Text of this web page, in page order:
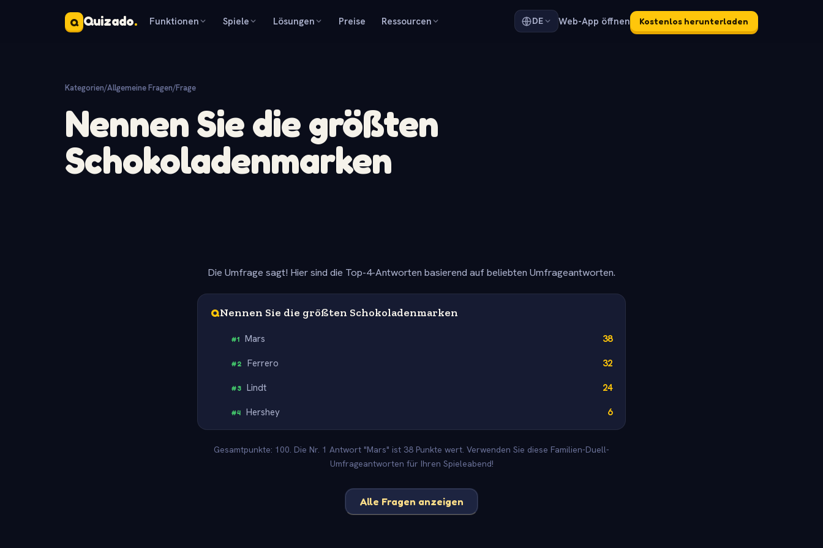
Q Quizado. Funktionen Spiele Lösungen Preise Ressourcen DE Web-App öffnen Kostenlos herunterladen
Kategorien/Allgemeine Fragen/Frage
Nennen Sie die größten
Schokoladenmarken
Die Umfrage sagt! Hier sind die Top-4-Antworten basierend auf beliebten Umfrageantworten.
QNennen Sie die größten Schokoladenmarken
#1 Mars 38
#2 Ferrero 32
#3 Lindt 24
#4 Hershey 6
Gesamtpunkte: 100. Die Nr. 1 Antwort "Mars" ist 38 Punkte wert. Verwenden Sie diese Familien-Duell-
Umfrageantworten für Ihren Spieleabend!
Alle Fragen anzeigen